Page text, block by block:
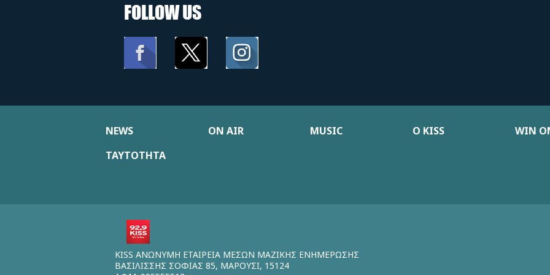
FOLLOW US
NEWS ON AIR MUSIC Ο KISS WIN
ΤΑΥΤΟΤΗΤΑ
KISS ΑΝΩΝΥΜΗ ΕΤΑΙΡΕΙΑ ΜΕΣΩΝ ΜΑΖΙΚΗΣ ΕΝΗΜΕΡΩΣΗΣ
ΒΑΣΙΛΙΣΣΗΣ ΣΟΦΙΑΣ 85, ΜΑΡΟΥΣΙ, 15124